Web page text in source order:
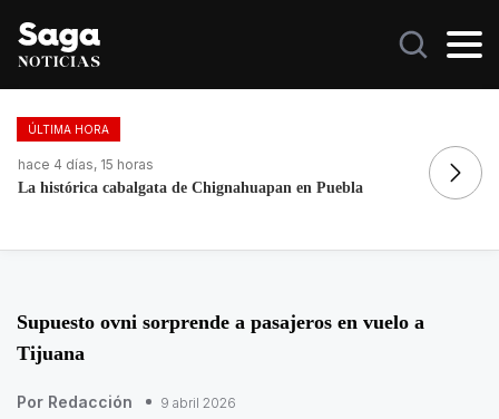
ÚLTIMA HORA
hace 4 días, 15 horas
Fortalece la economía circular; recupera 30 toneladas de
Supuesto ovni sorprende a pasajeros en vuelo a
Tijuana
Por Redacción 9 abril 2026